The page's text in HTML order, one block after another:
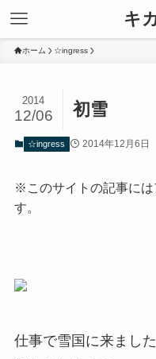
キ
ホーム ☆ingress
初雪
2014
12/06
☆ingress 2014年12月6日
※このサイトの記事には
す。
仕事で雪国に来ました